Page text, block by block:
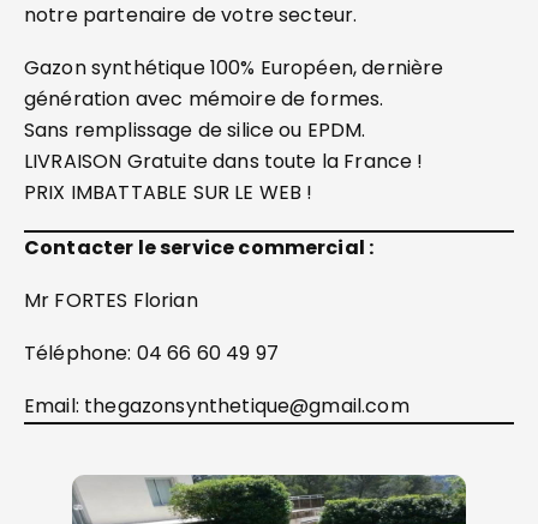
notre partenaire de votre secteur.
Gazon synthétique 100% Européen, dernière
génération avec mémoire de formes.
Sans remplissage de silice ou EPDM.
LIVRAISON Gratuite dans toute la France !
PRIX IMBATTABLE SUR LE WEB !
Contacter le service commercial :
Mr FORTES Florian
Téléphone: 04 66 60 49 97
Email: thegazonsynthetique@gmail.com